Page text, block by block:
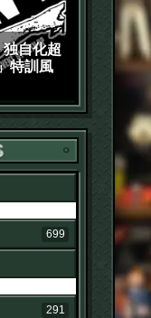
独自化超
特訓風
カテゴリー
699
291